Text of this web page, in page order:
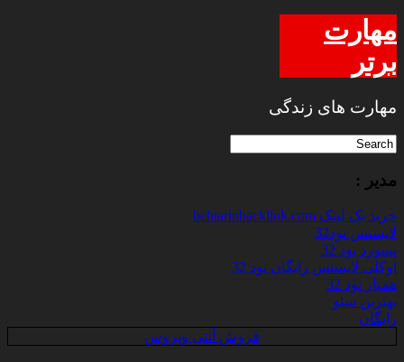
مهارت
برتر
مهارت های زندگی
مدیر :
خرید بک لینک behtarinbacklink.com
لایسنس نود32
پسورد نود 32
اوکلی لایسنس رایگان نود 32
همیار نود 32
بهترین سئو
رایگان
فروش آنتی ویروس